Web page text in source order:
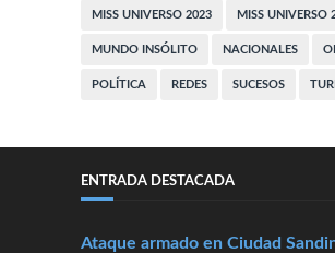
MISS UNIVERSO 2023 MISS UNIVERSO
MUNDO INSÓLITO NACIONALES
POLÍTICA REDES SUCESOS
ENTRADA DESTACADA
Ataque armado en Ciudad